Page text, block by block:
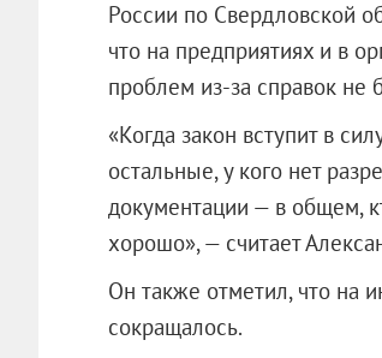
России по Свердловской
что на предприятиях и в
проблем из-за справок не
«Когда закон вступит в
остальные, у кого нет
документации — в общем,
хорошо», — считает
Он также отметил, что на
сокращалось.